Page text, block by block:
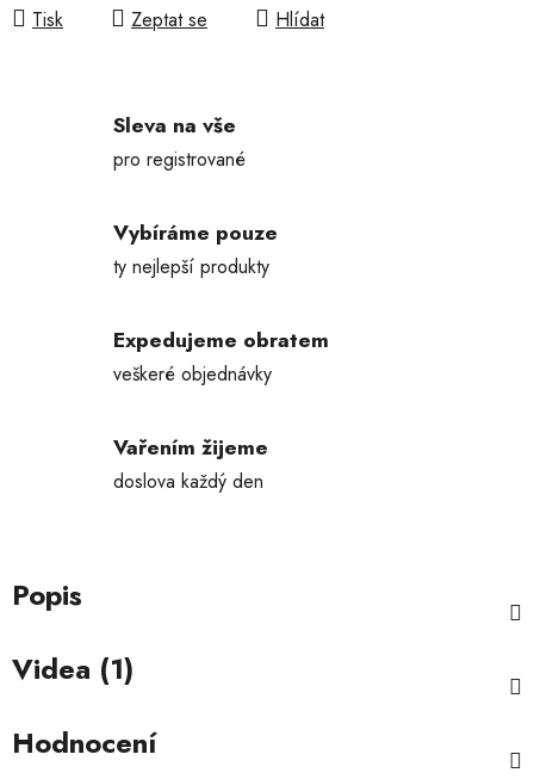
Tisk Zeptat se Hlídat
Sleva na vše
pro registrované
Vybíráme pouze
ty nejlepší produkty
Expedujeme obratem
veškeré objednávky
Vařením žijeme
doslova každý den
Popis
Videa (1)
Hodnocení